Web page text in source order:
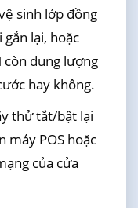
sinh lớp đồng
lại, hoặc
dung lượng
hay không.
thử tắt/bật lại
máy POS hoặc
của cửa